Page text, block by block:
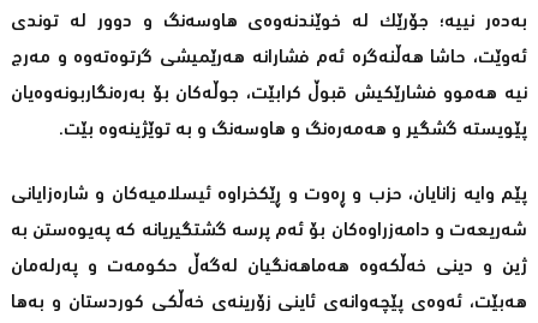
به‌ده‌ر نییه‌؛ جۆرێک لە خوێندنەوەی ھاوسەنگ و دوور لە توندی
ئەوێت، حاشا ھەڵنەگرە ئەم فشارانە ھەرێمیشی گرتوەتەوە و مەرج
نیە ھەموو فشارێکیش قبوڵ کرابێت، جوڵەکان بۆ بەرەنگاربونەوەیان
پێویسته‌ گشگیر و ھەمەرەنگ و ھاوسەنگ و بە توێژینه‌وه‌ بێت.
پێم وایە زانایان، حزب و ڕەوت و ڕێکخراوە ئیسلامیەکا‌ن و شارەزایانی
شەریعەت و دامەزراوەکان بۆ ئەم پرسە گشتگیریانە کە پەیوەستن بە
ژین و دینی خەڵکەوە ھەماھەنگیان لەگەڵ حکومەت و پەرلەمان
ھەبێت، ئەوەی پێچەوانەی ئاینی زۆرینەی خەڵکی کوردستان و بەها